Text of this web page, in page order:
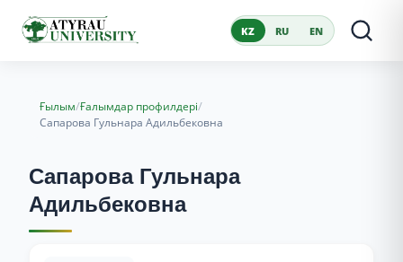
KZ RU EN
Ғылым/Ғалымдар профилдері/
Сапарова Гульнара Адильбековна
Сапарова Гульнара
Адильбековна